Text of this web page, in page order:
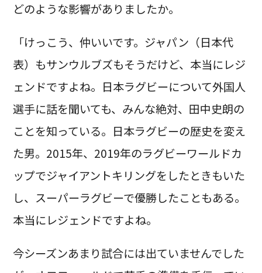
どのような影響がありましたか。
「けっこう、仲いいです。ジャパン（日本代
表）もサンウルブズもそうだけど、本当にレジ
ェンドですよね。日本ラグビーについて外国人
選手に話を聞いても、みんな絶対、田中史朗の
ことを知っている。日本ラグビーの歴史を変え
た男。2015年、2019年のラグビーワールドカ
ップでジャイアントキリングをしたときもいた
し、スーパーラグビーで優勝したこともある。
本当にレジェンドですよね。
今シーズンあまり試合には出ていませんでした